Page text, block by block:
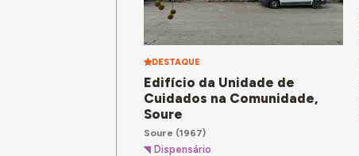
DESTAQUE
Edifício da Unidade de
Cuidados na Comunidade,
Soure
Soure (1967)
Dispensário